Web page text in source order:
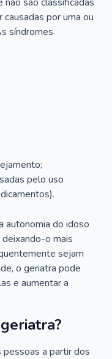
por uma ou
síndromes
pelo uso
autonomia do idoso
deixando-o mais
sejam
o geriatra pode
e aumentar a
a partir dos